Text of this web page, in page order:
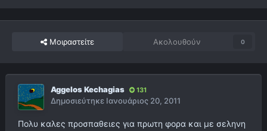
Μοιραστείτε Ακολουθούν 0
Aggelos Kechagias 131
Δημοσιεύτηκε Ιανουάριος 20, 2011
Πολυ καλες προσπαθειες για πρωτη φορα και με σεληνη